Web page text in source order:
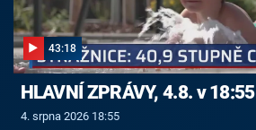
43:18
HLAVNÍ ZPRÁVY, 4.8. v 18:55
4. srpna 2026 18:55